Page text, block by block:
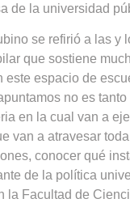
de la universidad
se refirió a las y
que sostiene
este espacio de
no es
en la cual van a
van a atravesar
conocer qué
de la política
la Facultad de